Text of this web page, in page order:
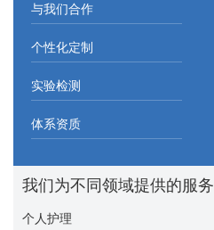
与我们合作
个性化定制
实验检测
体系资质
我们为不同领域提供的服务
个人护理